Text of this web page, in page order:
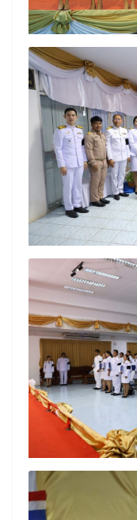
Search
for: